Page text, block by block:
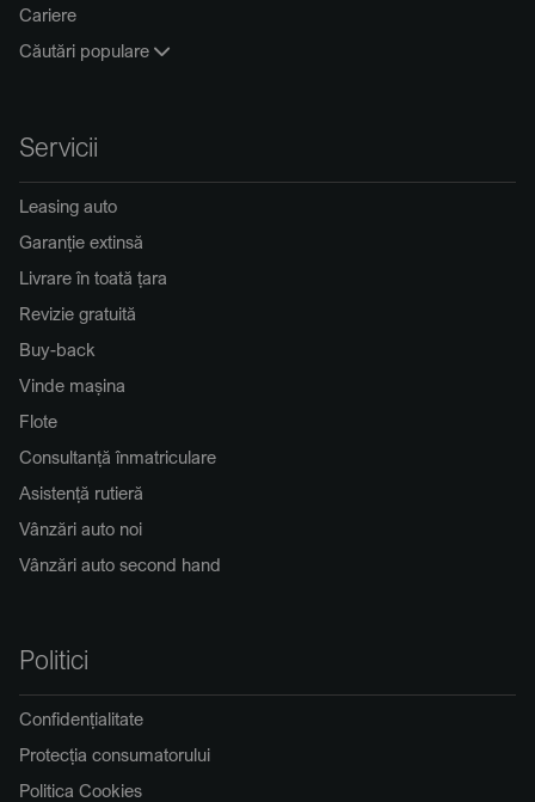
Cariere
Căutări populare
Servicii
Leasing auto
Garanție extinsă
Livrare în toată țara
Revizie gratuită
Buy-back
Vinde mașina
Flote
Consultanță înmatriculare
Asistență rutieră
Vânzări auto noi
Vânzări auto second hand
Politici
Confidențialitate
Protecția consumatorului
Politica Cookies